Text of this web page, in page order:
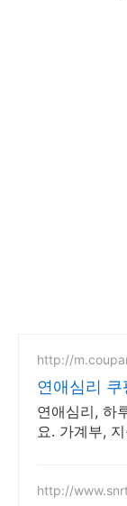
http://
연애심리
연애심리, 하
요. 가계부,
http://